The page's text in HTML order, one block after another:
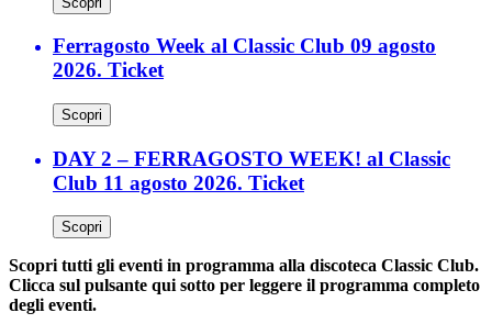
Ferragosto Week al Classic Club 09 agosto
2026. Ticket
Scopri
DAY 2 – FERRAGOSTO WEEK! al Classic
Club 11 agosto 2026. Ticket
Scopri
Scopri tutti gli eventi in programma alla discoteca Classic Club.
Clicca sul pulsante qui sotto per leggere il programma completo
degli eventi.